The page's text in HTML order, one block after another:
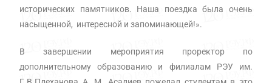
исторических памятников. Наша поездка была очень
насыщенной, интересной и запоминающей!».
В завершении мероприятия проректор по
дополнительному образованию и филиалам РЭУ им.